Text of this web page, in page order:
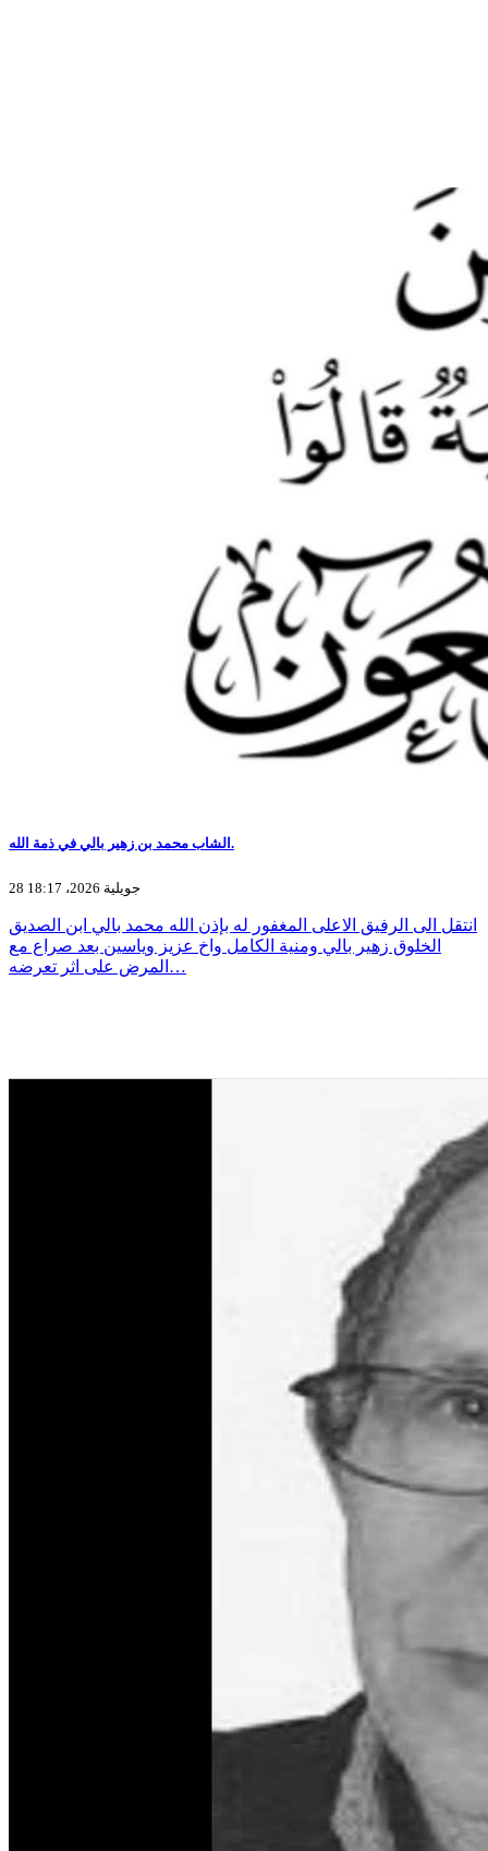
الشاب محمد بن زهير بالي في ذمة الله.
28 جويلية 2026، 18:17
انتقل الى الرفيق الاعلى المغفور له بإذن الله محمد بالي ابن الصديق
الخلوق زهير بالي ومنية الكامل واخ عزيز وياسين بعد صراع مع
المرض على اثر تعرضه…